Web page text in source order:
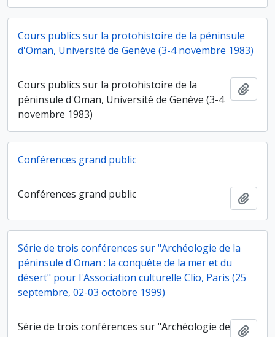
Cours publics sur la protohistoire de la péninsule
d'Oman, Université de Genève (3-4 novembre 1983)
Cours publics sur la protohistoire de la
péninsule d'Oman, Université de Genève (3-4
novembre 1983)
Conférences grand public
Conférences grand public
Série de trois conférences sur "Archéologie de la
péninsule d'Oman : la conquête de la mer et du
désert" pour l'Association culturelle Clio, Paris (25
septembre, 02-03 octobre 1999)
Série de trois conférences sur "Archéologie de